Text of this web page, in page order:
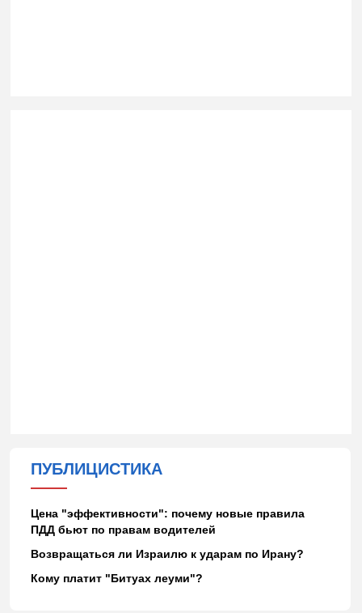
ПУБЛИЦИСТИКА
Цена "эффективности": почему новые правила
ПДД бьют по правам водителей
Возвращаться ли Израилю к ударам по Ирану?
Кому платит "Битуах леуми"?